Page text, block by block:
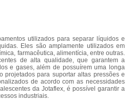
utilizados para separar líquidos e
Eles são amplamente utilizados em
farmacêutica, alimentícia, entre outras.
de alta qualidade, que garantem a
e gases, além de possuírem uma longa
projetados para suportar altas pressões e
de acordo com as necessidades
da Jotaflex, é possível garantir a
industriais.